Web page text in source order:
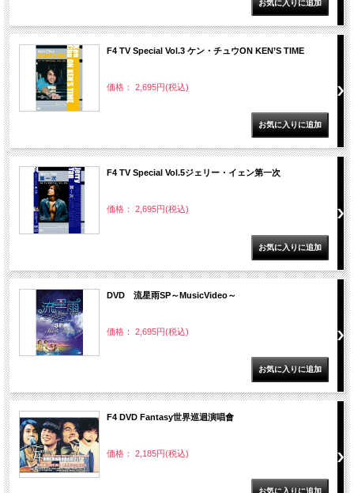
F4 TV Special Vol.3 ケン・チュウON KEN’S TIME
価格： 2,695円(税込)
F4 TV Special Vol.5ジェリー・イェン第一次
価格： 2,695円(税込)
DVD 流星雨SP～MusicVideo～
価格： 2,695円(税込)
F4 DVD Fantasy世界巡迴演唱會
価格： 2,185円(税込)